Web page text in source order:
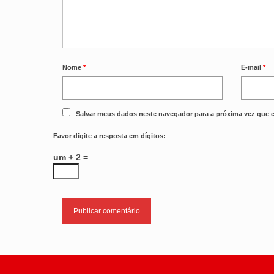
Nome * E-mail*
Salvar meus dados neste navegador para a próxima vez que
Favor digite a resposta em dígitos:
um + 2 =